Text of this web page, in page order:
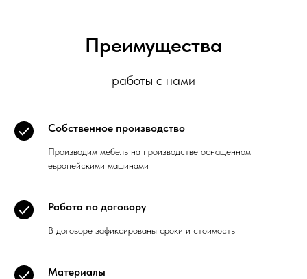
Преимущества
работы с нами
Собственное производство
Производим мебель на производстве оснащенном
европейскими машинами
Работа по договору
В договоре зафиксированы сроки и стоимость
Материалы